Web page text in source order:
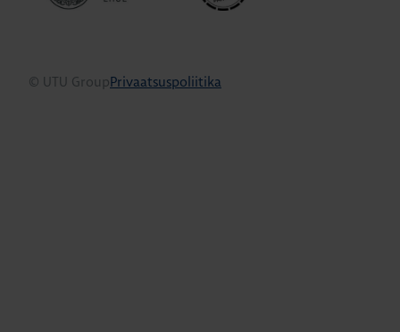
© UTU GroupPrivaatsuspoliitika